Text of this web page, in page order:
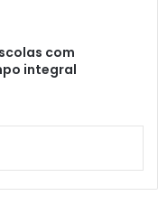
com
integral